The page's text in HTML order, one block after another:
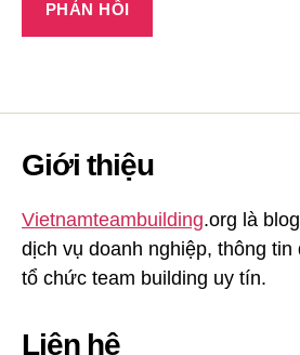
Giới thiệu
Vietnamteambuilding.org là
dịch vụ doanh nghiệp, thông
tổ chức team building uy tín.
Liên hệ